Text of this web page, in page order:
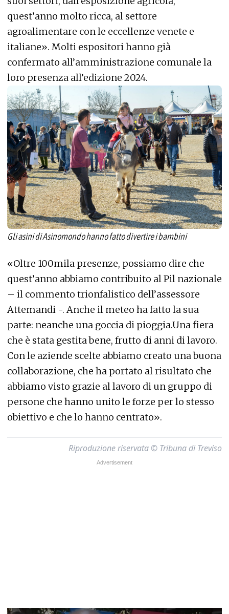
quest’anno molto ricca, al settore
agroalimentare con le eccellenze venete e
italiane». Molti espositori hanno già
confermato all’amministrazione comunale la
loro presenza all’edizione 2024.
Gli asini di Asinomondo hanno fatto divertire i bambini
«Oltre 100mila presenze, possiamo dire che
quest’anno abbiamo contribuito al Pil nazionale
– il commento trionfalistico dell’assessore
Attemandi -. Anche il meteo ha fatto la sua
parte: neanche una goccia di pioggia.Una fiera
che è stata gestita bene, frutto di anni di lavoro.
Con le aziende scelte abbiamo creato una buona
collaborazione, che ha portato al risultato che
abbiamo visto grazie al lavoro di un gruppo di
persone che hanno unito le forze per lo stesso
obiettivo e che lo hanno centrato».
Riproduzione riservata © Tribuna di Treviso